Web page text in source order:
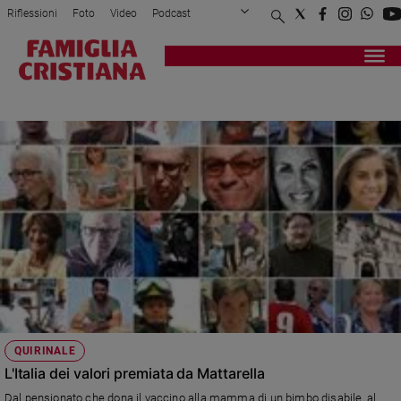
Attualità
Politica
Economia
Legalità
e
giustizia
Sport
Interviste
Papa
Papa
Riflessioni Foto Video Podcast
Privacy Policy Chi siamo
Registrati Redazione
QUIRINALE
L'Italia dei valori premiata da Mattarella
Dal pensionato che dona il vaccino alla mamma di un bimbo disabile, al